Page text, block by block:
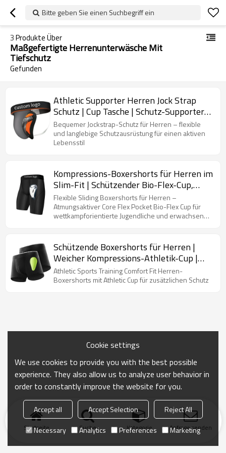
Bitte geben Sie einen Suchbegriff ein
3Produkte Über
Maßgefertigte Herrenunterwäsche Mit
Tiefschutz
Gefunden
Athletic Supporter Herren Jock Strap
Schutz | Cup Tasche | Schutz-Supporter
Baseball Kampfsport
Bequemer Jockstrap-Schutz für Herren – flexible
und langlebige Schutzausrüstung für einen aktiven
Lebensstil
Kompressions-Boxershorts für Herren im
Slim-Fit | Schützender Bio-Flex-Cup,
feuchtigkeitsableitend | Belüfteter
Schutz
Flexible Sliding Boxershorts für Herren –
Atmungsaktiver Core Flex Pocket Bio-Flex Cup für
wettkampforientierte Jugendliche und erwachsene
Schützende Boxershorts für Herren |
Weicher Kompressions-Athletik-Cup |
Peewee-Unterwäsche für Jugendliche für
Baseball und Fußball
Athletic Sports Training Comfort Fit Herren-
Boxershorts mit Athletic Cup für zusätzlichen Schutz
Startseite Suche Kategorie Anfrage senden
Cookie settings
We use cookies to provide you with the best possible
experience. They also allow us to analyze user behavior in
order to constantly improve the website for you.
Accept all Accept Selection
Reject All
Necessary
Analytics Preferences Marketing